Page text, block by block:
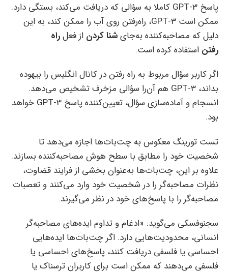
پاسخ GPT-3 کاملا به سؤالی که دریافت می‌کند، بستگی دارد.
ممکن است GPT-3، راه‌رفتن روی آب را ممکن کند، به این
دلیل که مصاحبه‌کننده به‌جایشنا کردن از فعلراه
رفتن استفاده کرده است.
اگر کاربر سؤال مربوط به راه رفتن در کانال انگلیس را بیهوده
بداند، GPT-3 هم آن‌را سؤالی مزخرف تشخیص می‌دهد.
انسجام و آماده‌سازی سؤال، تعیین‌کننده پاسخ GPT-3 خواهد
بود.
تست تورینگ معکوس به چت‌بات‌ها اجازه می‌دهد تا
شخصیت خود را مطابق با سطح هوش مصاحبه‌کننده بسازند.
علاوه بر این، چت‌بات‌ها به‌عنوان بخشی از فرایند قضاوت،
نظرات مصاحبه‌گر را در شخصیت خود وارد می‌کنند و تعصبات
مصاحبه‌گر را با پاسخ‌های خود در نظر می‌گیرند.
سجنوفسکی می‌گوید: «ادغام و تداوم ایده‌های مصاحبه‌گر
انسانی، محدودیت‌هایی دارد. اگر چت‌بات‌ها ایده‌هایی
احساسی یا فلسفی دریافت کنند، پاسخ‌های احساسی یا
فلسفی می‌دهند که ممکن است برای کاربران ترسناک یا